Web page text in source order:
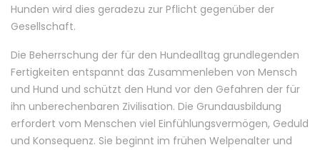
Hunden wird dies geradezu zur Pflicht gegenüber der
Gesellschaft.
Die Beherrschung der für den Hundealltag grundlegenden
Fertigkeiten entspannt das Zusammenleben von Mensch
und Hund und schützt den Hund vor den Gefahren der für
ihn unberechenbaren Zivilisation. Die Grundausbildung
erfordert vom Menschen viel Einfühlungsvermögen, Geduld
und Konsequenz. Sie beginnt im frühen Welpenalter und